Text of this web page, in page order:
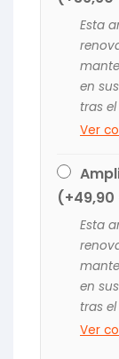
Esta
en
tras
Ver
(+49,90
Esta
en
tras
Ver